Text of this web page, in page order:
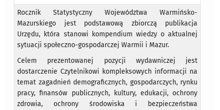
Rocznik Statystyczny Województwa Warmińsko-
Mazurskiego jest podstawową zbiorczą publikacja
Urzędu, która stanowi kompendium wiedzy o aktualnej
sytuacji społeczno-gospodarczej Warmii i Mazur.
Celem prezentowanej pozycji wydawniczej jest
dostarczenie Czytelnikowi kompleksowych informacji na
temat zagadnień demograficznych, gospodarczych, rynku
pracy, finansów publicznych, kultury, edukacji, ochrony
zdrowia, ochrony środowiska i bezpieczeństwa